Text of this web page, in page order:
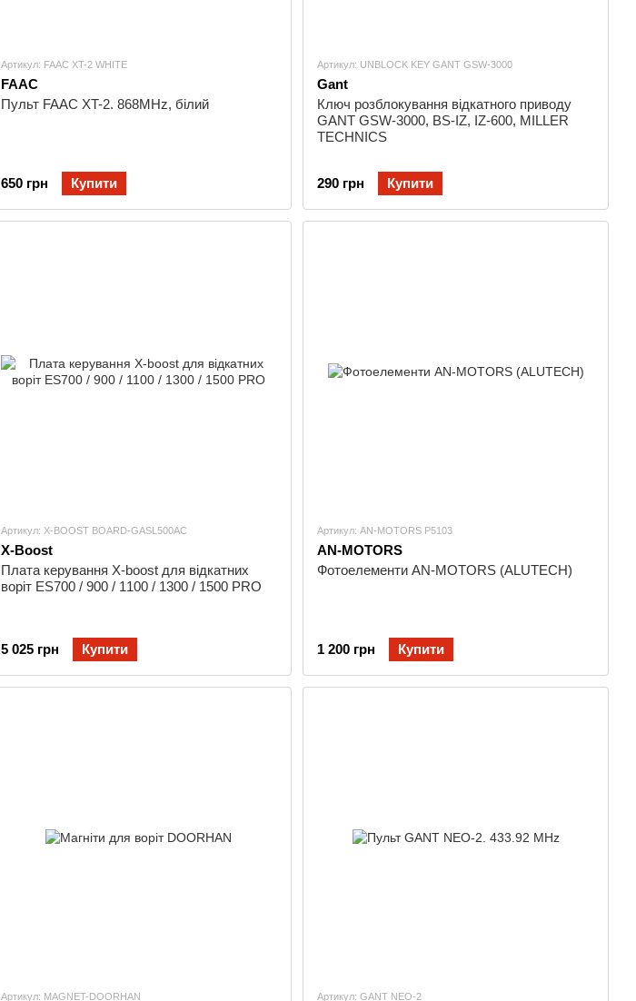
Артикул: FAAC XT-2 WHITE
FAAC
Пульт FAAC XT-2. 868MHz, білий
650 грн Купити
Артикул: UNBLOCK KEY GANT GSW-3000
Gant
Ключ розблокування відкатного приводу
GANT GSW-3000, BS-IZ, IZ-600, MILLER
TECHNICS
290 грн Купити
Артикул: X-BOOST BOARD-GASL500AC
X-Boost
Плата керування X-boost для відкатних
воріт ES700 / 900 / 1100 / 1300 / 1500 PRO
5 025 грн Купити
Артикул: AN-MOTORS P5103
AN-MOTORS
Фотоелементи AN-MOTORS (ALUTECH)
1 200 грн Купити
Артикул: MAGNET-DOORHAN Артикул: GANT NEO-2